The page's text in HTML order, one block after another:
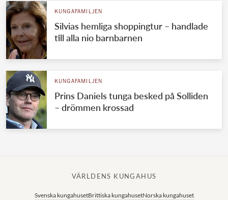
KUNGAFAMILJEN
Silvias hemliga shoppingtur – handlade
till alla nio barnbarnen
KUNGAFAMILJEN
Prins Daniels tunga besked på Solliden
– drömmen krossad
VÄRLDENS KUNGAHUS
Svenska kungahusetBrittiska kungahusetNorska kungahuset